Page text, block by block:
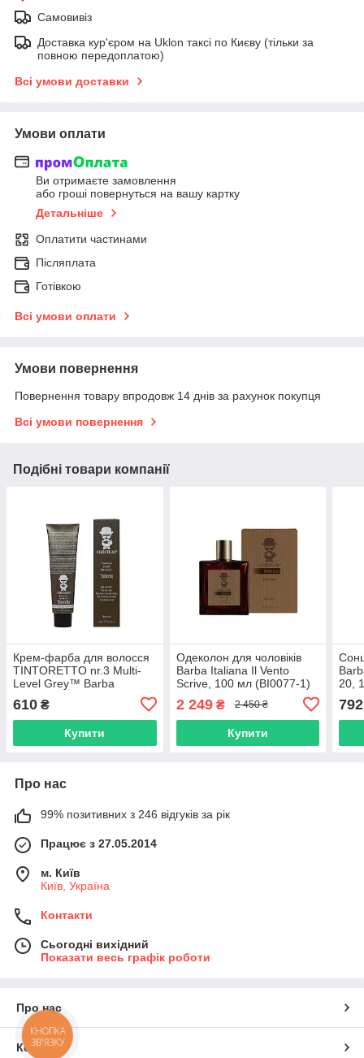
Самовивіз
Доставка кур'єром на Uklon таксі по Києву (тільки за
повною передоплатою)
Всі умови доставки
Умови оплати
Ви отримаєте замовлення
або гроші повернуться на вашу картку
Детальніше
Оплатити частинами
Післяплата
Готівкою
Всі умови оплати
Умови повернення
Повернення товару впродовж 14 днів за рахунок покупця
Всі умови повернення
Подібні товари компанії
Крем-фарба для волосся
TINTORETTO nr.3 Multi-
Level Grey™ Barba
610 ₴
Купити
Одеколон для чоловіків
Barba Italiana Il Vento
Scrive, 100 мл (BI0077-1)
2 249₴ 2 450 ₴
Купити
20,
792
Про нас
99% позитивних з 246 відгуків за рік
Працює з 27.05.2014
м. Київ
Київ, Україна
Контакти
Сьогодні вихідний
Показати весь графік роботи
Про нас
Контакти
КНОПКА
ЗВ'ЯЗКУ